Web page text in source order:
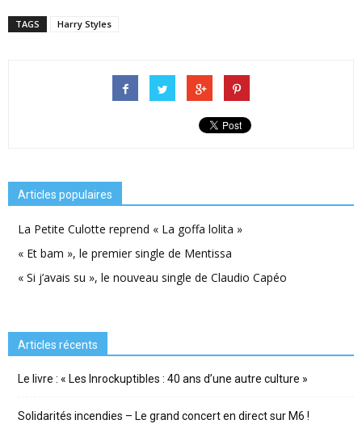
TAGS Harry Styles
Articles populaires
La Petite Culotte reprend « La goffa lolita »
« Et bam », le premier single de Mentissa
« Si j’avais su », le nouveau single de Claudio Capéo
Articles récents
Le livre : « Les Inrockuptibles : 40 ans d’une autre culture »
Solidarités incendies – Le grand concert en direct sur M6 !